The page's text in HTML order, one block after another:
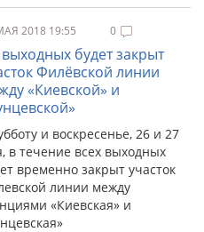
2018 19:55 0
будет закрыт
Филёвской линии
«Киевской» и
и воскресенье, 26 и 27
в течение всех выходных
временно закрыт участок
линии между
«Киевская» и